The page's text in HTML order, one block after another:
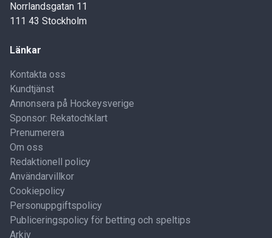
Norrlandsgatan 11
111 43 Stockholm
Länkar
Kontakta oss
Kundtjänst
Annonsera på Hockeysverige
Sponsor: Rekatochklart
Prenumerera
Om oss
Redaktionell policy
Användarvillkor
Cookiepolicy
Personuppgiftspolicy
Publiceringspolicy för betting och speltips
Arkiv